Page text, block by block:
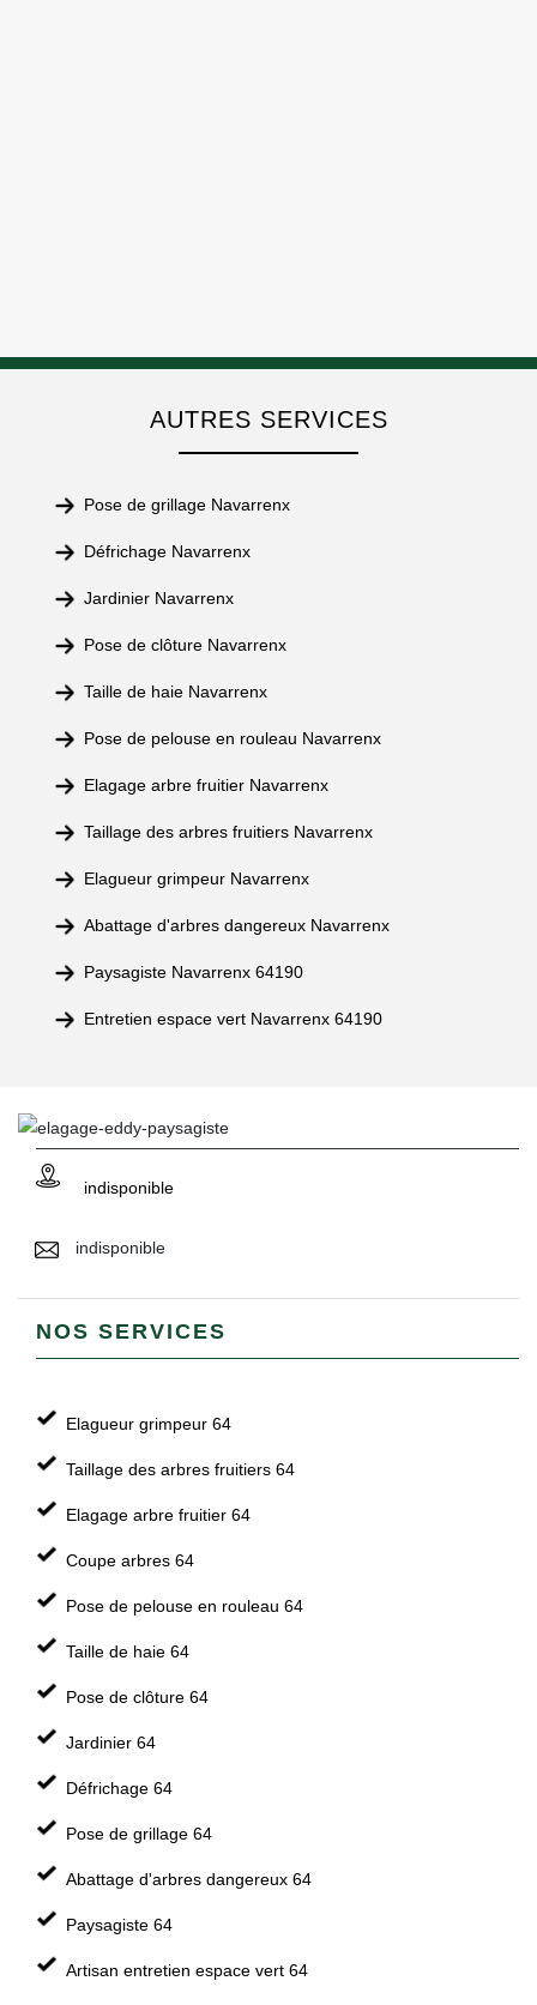
AUTRES SERVICES
Pose de grillage Navarrenx
Défrichage Navarrenx
Jardinier Navarrenx
Pose de clôture Navarrenx
Taille de haie Navarrenx
Pose de pelouse en rouleau Navarrenx
Elagage arbre fruitier Navarrenx
Taillage des arbres fruitiers Navarrenx
Elagueur grimpeur Navarrenx
Abattage d'arbres dangereux Navarrenx
Paysagiste Navarrenx 64190
Entretien espace vert Navarrenx 64190
indisponible
indisponible
NOS SERVICES
Elagueur grimpeur 64
Taillage des arbres fruitiers 64
Elagage arbre fruitier 64
Coupe arbres 64
Pose de pelouse en rouleau 64
Taille de haie 64
Pose de clôture 64
Jardinier 64
Défrichage 64
Pose de grillage 64
Abattage d'arbres dangereux 64
Paysagiste 64
Artisan entretien espace vert 64